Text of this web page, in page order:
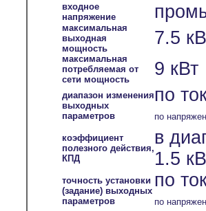
входное
напряжение
максимальная
выходная
мощность
7.5
максимальная
потребляемая от
сети мощность
9 кВт
диапазон изменения
выходных
параметров
по
по
коэффициент
полезного действия,
КПД
в
1.5
точность установки
(задание) выходных
параметров
по
по